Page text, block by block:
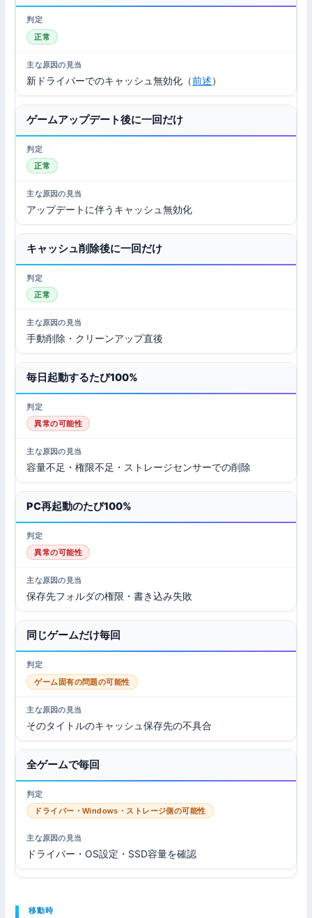
正常
新ドライバーでのキャッシュ無効化（前述）
ゲームアップデート後に一回だけ
正常
アップデートに伴うキャッシュ無効化
キャッシュ削除後に一回だけ
正常
手動削除・クリーンアップ直後
毎日起動するたび100%
異常の可能性
容量不足・権限不足・ストレージセンサーでの削除
PC再起動のたび100%
異常の可能性
保存先フォルダの権限・書き込み失敗
同じゲームだけ毎回
ゲーム固有の問題の可能性
そのタイトルのキャッシュ保存先の不具合
全ゲームで毎回
ドライバー・Windows・ストレージ側の可能性
ドライバー・OS設定・SSD容量を確認
移動時